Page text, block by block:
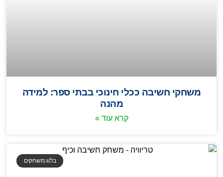
משחקי חשיבה ככלי חינוכי בבתי ספר: למידה
מהנה
קרא עוד »
בלוג משחקים